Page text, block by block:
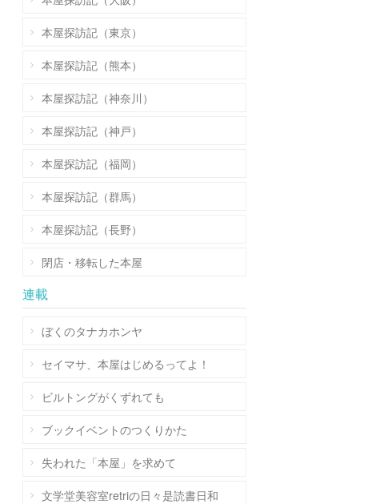
本屋探訪記（東京）
本屋探訪記（熊本）
本屋探訪記（神奈川）
本屋探訪記（神戸）
本屋探訪記（福岡）
本屋探訪記（群馬）
本屋探訪記（長野）
閉店・移転した本屋
連載
ぼくのタナカホンヤ
セイマサ、本屋はじめるってよ！
ビルトングがくずれても
ブックイベントのつくりかた
失われた「本屋」を求めて
文学堂美容室retriの日々是読書日和